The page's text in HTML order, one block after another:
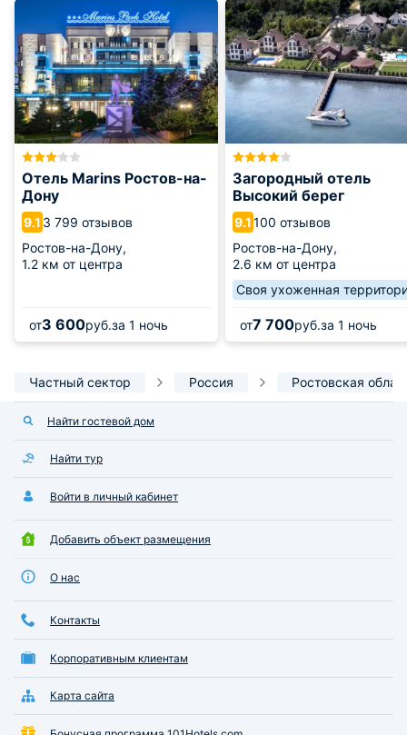
Отель Marins Ростов-на-
Дону
9.1 3 799 отзывов
Ростов-на-Дону,
1.2 км от центра
от3 600руб.за 1 ночь
Загородный отель
Высокий берег
9.1100 отзывов
Ростов-на-Дону,
2.6 км от центра
Своя ухоженная
от7 700руб.за 1 ночь
Частный сектор Россия Ростовская
Найти гостевой дом
Найти тур
Войти в личный кабинет
Добавить объект размещения
О нас
Контакты
Корпоративным клиентам
Карта сайта